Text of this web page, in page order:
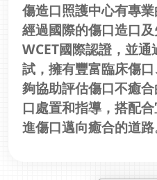
傷造口照護中心有專
經過國際的傷口造口
WCET國際認證，並
試，擁有豐富臨床傷
夠協助評估傷口不癒
口處置和指導，搭配
進傷口邁向癒合的道路